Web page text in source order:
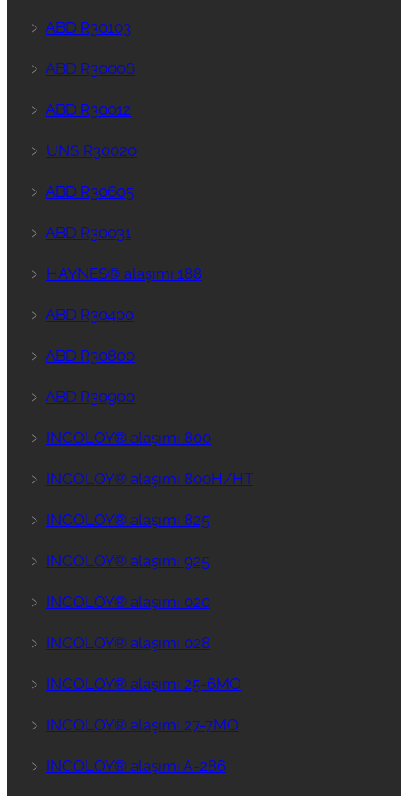
﹥ ABD R30103
﹥ ABD R30006
﹥ ABD R30012
﹥ UNS R30020
﹥ ABD R30605
﹥ ABD R30031
﹥ HAYNES® alaşımı 188
﹥ ABD R30400
﹥ ABD R30800
﹥ ABD R30900
﹥ INCOLOY® alaşımı 800
﹥ INCOLOY® alaşımı 800H/HT
﹥ INCOLOY® alaşımı 825
﹥ INCOLOY® alaşımı 925
﹥ INCOLOY® alaşımı 020
﹥ INCOLOY® alaşımı 028
﹥ INCOLOY® alaşımı 25-6MO
﹥ INCOLOY® alaşımı 27-7MO
﹥ INCOLOY® alaşımı A-286